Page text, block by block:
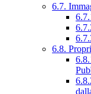
6.7.
6.8.